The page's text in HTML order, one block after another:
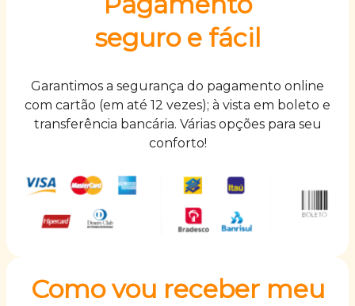
para comercio.
seguro e fácil
Garantimos a segurança do pagamento online
com cartão (em até 12 vezes); à vista em boleto e
transferência bancária. Várias opções para seu
conforto!
Como vou receber meu